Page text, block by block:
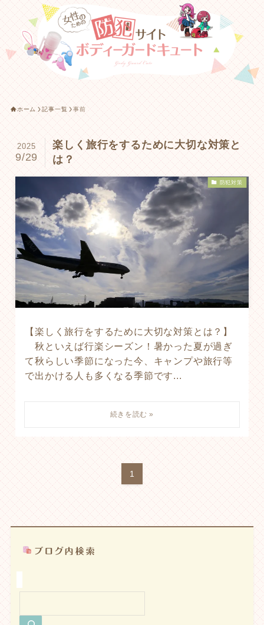
ホーム 記事一覧 事前
楽しく旅行をするために大切な対策と
は？
2025
9/29
防犯対策
【楽しく旅行をするために大切な対策とは？】
秋といえば行楽シーズン！暑かった夏が過ぎ
て秋らしい季節になった今、キャンプや旅行等
で出かける人も多くなる季節です...
1
索